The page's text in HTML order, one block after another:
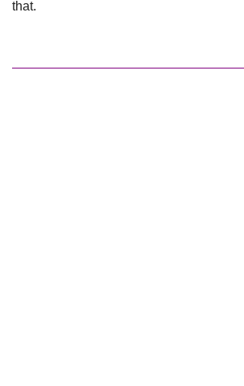
that.